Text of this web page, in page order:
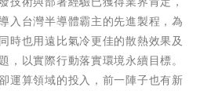
入台灣半導體霸主的先進製程，為
時也用遠比氣冷更佳的散熱效果及
，以實際行動落實環境永續目標。
運算領域的投入，前一陣子也有新